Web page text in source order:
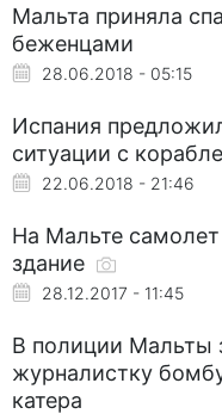
Мальта приняла
беженцами
28.06.2018 - 05:15
Испания
ситуации с
22.06.2018 - 21:46
На Мальте
здание
28.12.2017 - 11:45
В полиции Мальты
журналистку
катера